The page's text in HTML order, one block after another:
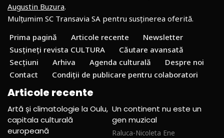
Augustin Buzura.
Mulțumim SC Transavia SA pentru susținerea oferită.
Prima pagină
Articole recente
Newsletter
Susțineți revista CULTURA
Căutare avansată
Secțiuni
Arhiva Agenda culturală
Despre noi
Contact
Condiții de publicare pentru colaboratori
Articole recente
Artă și climatologie la Oulu,
capitala culturală
europeană
Un continent nu este un
gen muzical
Raluca-Nicoleta Ene